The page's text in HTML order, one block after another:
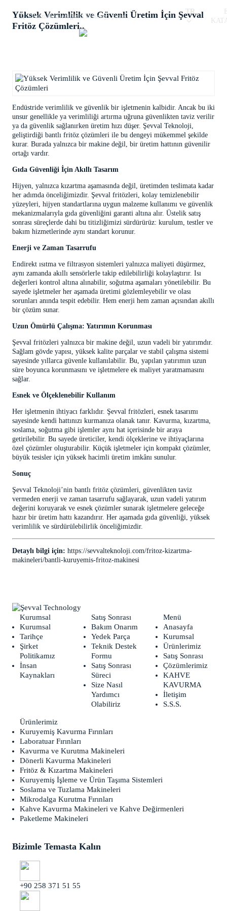
TR
Yüksek Verimlilik ve Güvenli Üretim İçin Şevval
Fritöz Çözümleri..
Endüstride verimlilik ve güvenlik bir işletmenin kalbidir. Ancak bu iki
unsur genellikle ya verimliliği artırma uğruna güvenlikten taviz verilir
ya da güvenlik sağlanırken üretim hızı düşer. Şevval Teknoloji,
geliştirdiği bantlı fritöz çözümleri ile bu dengeyi mükemmel şekilde
kurar. Burada yalnızca bir makine değil, bir üretim hattının güvenilir
ortağı vardır.
Gıda Güvenliği İçin Akıllı Tasarım
Hijyen, yalnızca kızartma aşamasında değil, üretimden teslimata kadar
her adımda önceliğimizdir. Şevval fritözleri, kolay temizlenebilir
yüzeyleri, hijyen standartlarına uygun malzeme kullanımı ve güvenlik
mekanizmalarıyla gıda güvenliğini garanti altına alır. Üstelik satış
sonrası süreçlerde dahi bu titizliğimizi sürdürürüz: kurulum, testler ve
bakım hizmetlerinde aynı standart korunur.
Enerji ve Zaman Tasarrufu
Endirekt ısıtma ve filtrasyon sistemleri yalnızca maliyeti düşürmez,
aynı zamanda akıllı sensörlerle takip edilebilirliği kolaylaştırır. Isı
değerleri kontrol altına alınabilir, soğutma aşamaları yönetilebilir. Bu
sayede işletmeler her aşamada üretimi gözlemleyebilir ve olası
sorunları anında tespit edebilir. Hem enerji hem zaman açısından akıllı
bir çözüm sunar.
Uzun Ömürlü Çalışma: Yatırımın Korunması
Şevval fritözleri yalnızca bir makine değil, uzun vadeli bir yatırımdır.
Sağlam gövde yapısı, yüksek kalite parçalar ve stabil çalışma sistemi
sayesinde yıllarca güvenle kullanılabilir. Bu, yapılan yatırımın uzun
süre boyunca korunmasını ve işletmelere ek maliyet yaratmamasını
sağlar.
Esnek ve Ölçeklenebilir Kullanım
Her işletmenin ihtiyacı farklıdır. Şevval fritözleri, esnek tasarımı
sayesinde kendi hattınızı kurmanıza olanak tanır. Kavurma, kızartma,
soslama, soğutma gibi işlemler aynı hat içerisinde bir araya
getirilebilir. Bu sayede üreticiler, kendi ölçeklerine ve ihtiyaçlarına
özel çözümler oluşturabilir. Küçük işletmeler için kompakt çözümler,
büyük tesisler için yüksek hacimli üretim imkânı sunulur.
Sonuç
Şevval Teknoloji’nin bantlı fritöz çözümleri, güvenlikten taviz
vermeden enerji ve zaman tasarrufu sağlayarak, uzun vadeli yatırım
değerini koruyarak ve esnek çözümler sunarak işletmelere geleceğe
hazır bir üretim hattı kazandırır. Her aşamada gıda güvenliği, yüksek
verimlilik ve sürdürülebilirlik önceliğimizdir.
Detaylı bilgi için: https://sevvalteknoloji.com/fritoz-kizartma-
makineleri/bantli-kuruyemis-fritoz-makinesi
Kurumsal
Kurumsal
Tarihçe
Şirket
Politikamız
İnsan
Kaynakları
Satış Sonrası
Bakım Onarım
Yedek Parça
Teknik Destek
Formu
Satış Sonrası
Süreci
Size Nasıl
Yardımcı
Olabiliriz
Menü
Anasayfa
Kurumsal
Ürünlerimiz
Satış Sonrası
Çözümlerimiz
KAHVE
KAVURMA
İletişim
S.S.S.
Ürünlerimiz
Kuruyemiş Kavurma Fırınları
Laboratuar Fırınları
Kavurma ve Kurutma Makineleri
Dönerli Kavurma Makineleri
Fritöz & Kızartma Makineleri
Kuruyemiş İşleme ve Ürün Taşıma Sistemleri
Soslama ve Tuzlama Makineleri
Mikrodalga Kurutma Fırınları
Kahve Kavurma Makineleri ve Kahve Değirmenleri
Paketleme Makineleri
Bizimle Temasta Kalın
+90 258 371 51 55